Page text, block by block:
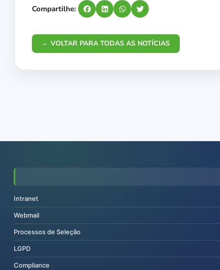
Compartilhe:
← VOLTAR PARA TODAS AS NOTÍCIAS
Intranet
Webmail
Processos de Seleção
LGPD
Compliance